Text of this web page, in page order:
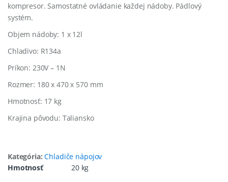
kompresor. Samostatné ovládanie každej nádoby. Pádlový
systém.
Objem nádoby: 1 x 12l
Chladivo: R134a
Príkon: 230V – 1N
Rozmer: 180 x 470 x 570 mm
Hmotnosť: 17 kg
Krajina pôvodu: Taliansko
Kategória:Chladiče nápojov
Hmotnosť
20 kg